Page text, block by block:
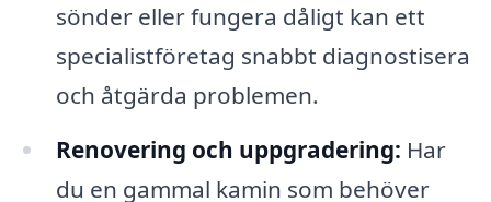
sönder eller fungera dåligt kan ett
specialistföretag snabbt diagnostisera
och åtgärda problemen.
Renovering och uppgradering: Har
du en gammal kamin som behöver